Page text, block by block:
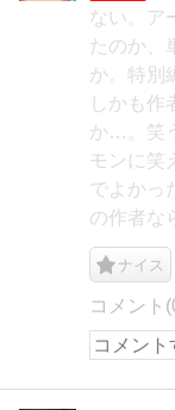
ない。ア
たのか、
か。特別
しかも作
か…。笑
モンに笑
でよかっ
の作者な
ナイス
コメント